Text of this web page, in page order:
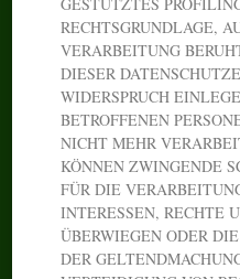
RECHTSGRUNDLAGE,
VERARBEITUNG
DIESER
WIDERSPRUCH
BETROFFENEN
NICHT MEHR
KÖNNEN ZWINGENDE
FÜR DIE
INTERESSEN, RECHTE
ÜBERWIEGEN ODER
DER